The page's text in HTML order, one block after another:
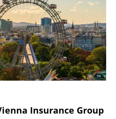
Insurance Group